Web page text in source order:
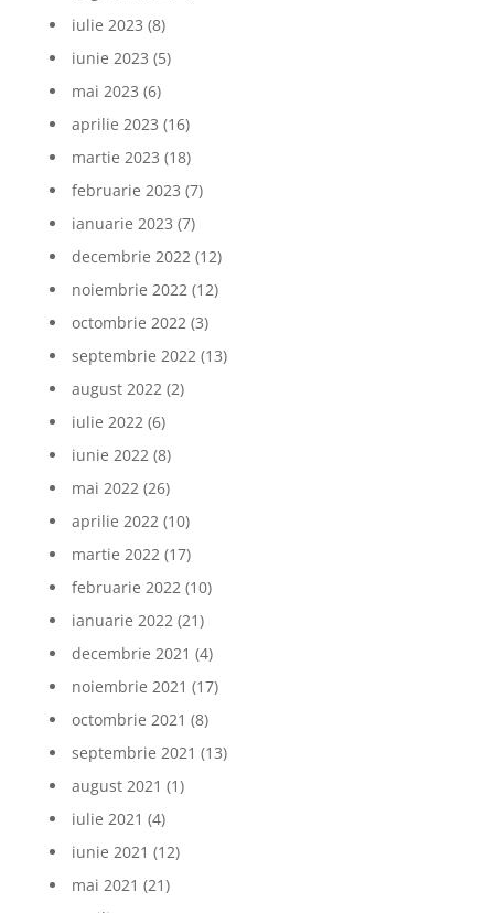
iulie 2023 (8)
iunie 2023 (5)
mai 2023 (6)
aprilie 2023 (16)
martie 2023 (18)
februarie 2023 (7)
ianuarie 2023 (7)
decembrie 2022(12)
noiembrie 2022(12)
octombrie 2022(3)
septembrie 2022(13)
august 2022(2)
iulie 2022(6)
iunie 2022(8)
mai 2022(26)
aprilie 2022(10)
martie 2022(17)
februarie 2022(10)
ianuarie 2022(21)
decembrie 2021 (4)
noiembrie 2021 (17)
octombrie 2021 (8)
septembrie 2021 (13)
august 2021 (1)
iulie 2021 (4)
iunie 2021 (12)
mai 2021 (21)